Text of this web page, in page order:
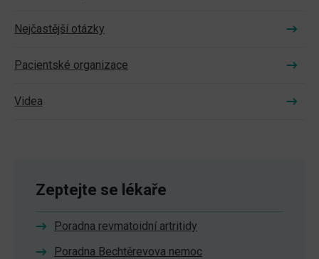
Nejčastější otázky
Pacientské organizace
Videa
Zeptejte se lékaře
Poradna revmatoidní artritidy
Poradna Bechtěrevova nemoc